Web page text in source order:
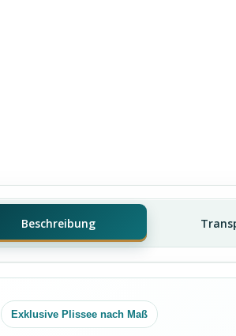
Beschreibung
Exklusive Plissee nach Maß